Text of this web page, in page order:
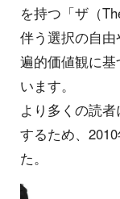
を持つ「ザ（
伴う選択の自
遍的価値観に
います。
より多くの読
するため、
た。